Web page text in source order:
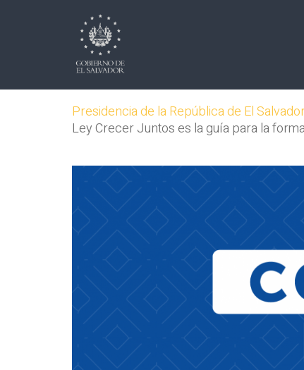
Presidencia de la República de El
Ley Crecer Juntos es la guía para la